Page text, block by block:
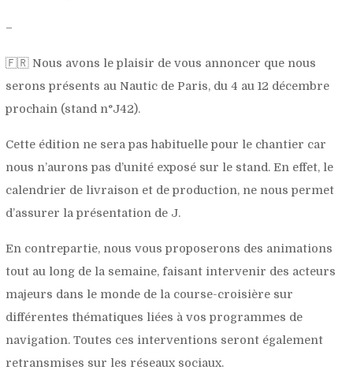
–
🇫🇷 Nous avons le plaisir de vous annoncer que nous
serons présents au Nautic de Paris, du 4 au 12 décembre
prochain (stand n°J42).
Cette édition ne sera pas habituelle pour le chantier car
nous n’aurons pas d’unité exposé sur le stand. En effet, le
calendrier de livraison et de production, ne nous permet
d’assurer la présentation de J.
En contrepartie, nous vous proposerons des animations
tout au long de la semaine, faisant intervenir des acteurs
majeurs dans le monde de la course-croisière sur
différentes thématiques liées à vos programmes de
navigation. Toutes ces interventions seront également
retransmises sur les réseaux sociaux.